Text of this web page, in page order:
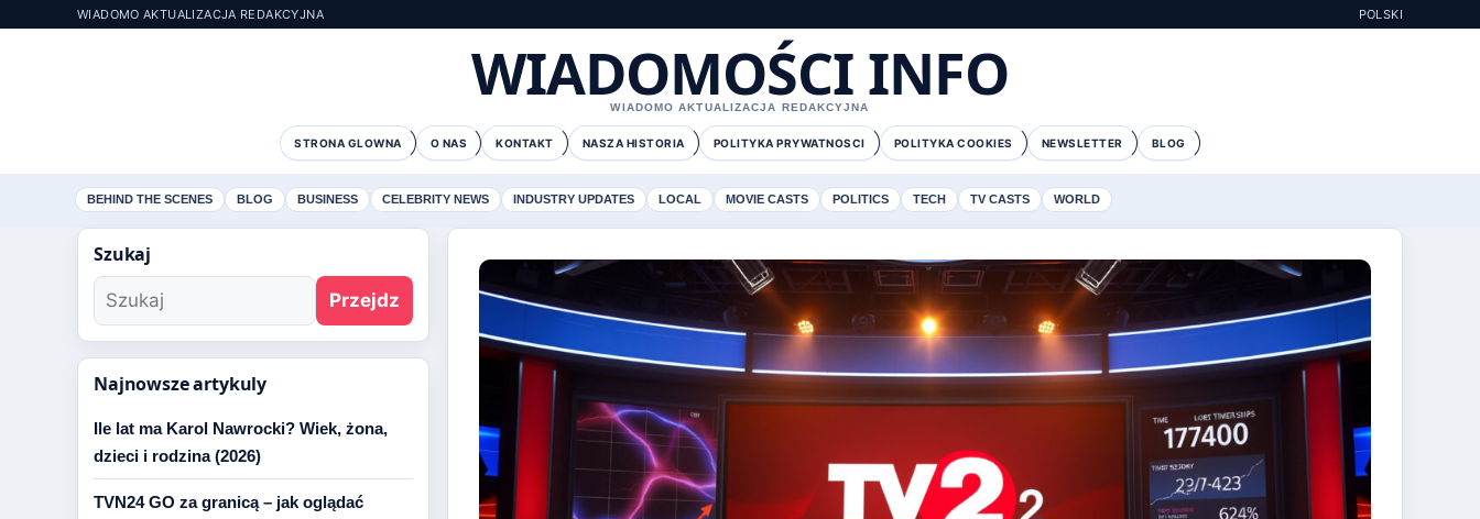
WIADOMO AKTUALIZACJA REDAKCYJNA POLSKI
WIADOMOŚCI INFO
WIADOMO AKTUALIZACJA REDAKCYJNA
STRONA GLOWNA O NAS KONTAKT NASZA HISTORIA POLITYKA PRYWATNOSCI POLITYKA COOKIES NEWSLETTER BLOG
BEHIND THE SCENES BLOG BUSINESS CELEBRITY NEWS INDUSTRY UPDATES LOCAL MOVIE CASTS POLITICS TECH TV CASTS WORLD
Szukaj
Przejdz
Najnowsze artykuly
Ile lat ma Karol Nawrocki? Wiek, żona,
dzieci i rodzina (2026)
TVN24 GO za granicą – jak oglądać